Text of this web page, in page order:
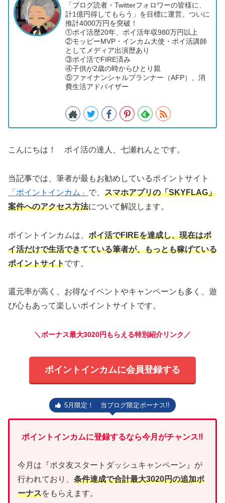
「ブログ読者・Twitterフォロワーの皆様に、
計1億円得してもらう」を目標に運営。ついに
推計4000万円を突破！
①ポイ活歴20年、ポイ活年収980万円以上
②モッピーMVP・インカム大使・ポイ活講師
としてメディア出演歴あり
③ポイ活でFIRE済み
④子供が2歳の時からひとり親
⑤ファイナンシャルプランナー（AFP）、消
費生活アドバイザー
こんにちは！ ポイ活の達人、七瀬れんとです。
当記事では、筆者が最もお勧めしているポイントサイト
「ポイントインカム」 で、 スマホアプリの「SKYFLAG」
案件へのアクセス方法について解説します。
ポイントインカムは、 ポイ活でFIREを達成し、現在はポ
イ活だけで生活できてている筆者が、もっとも稼げている
ポイントサイトです。
還元率が高く、お得なイベントやキャンペーンも多く、遊
び心もあって楽しいポイントサイトです。
＼ボーナス最大3020円もらえる特別紹介リンク／
ポイントインカムに会員登録する
5月限定！ 当ブログ限定ボーナス!!
ポイントインカムに登録するなら今月がチャンス‼
今月は『ポタ友スタートダッシュキャンペーン』が
行われており、 条件達成で合計最大3020円の追加ボ
ーナスをもらえます。